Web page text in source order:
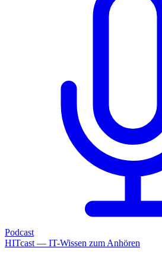
Podcast
HITcast — IT-Wissen zum Anhören